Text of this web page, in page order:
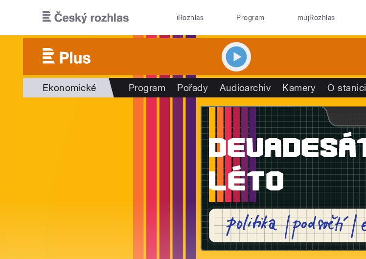
iRozhlas Program mujRozhlas
Ekonomické Program Pořady Audioarchiv Kamery O stanici